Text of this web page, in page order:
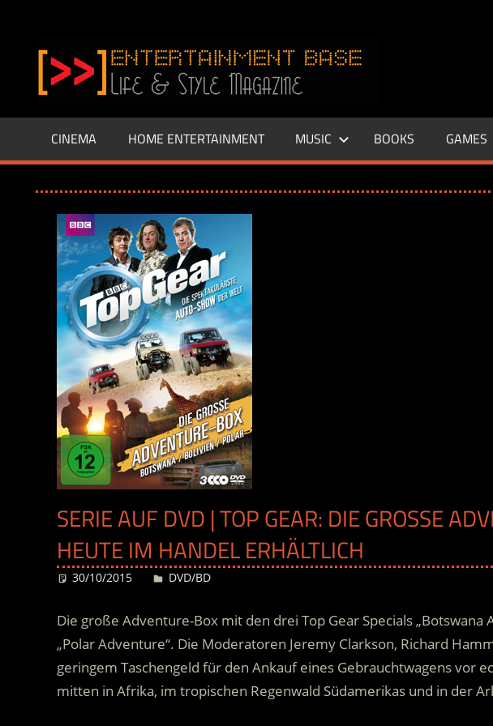
springen
–
LIFE
Base.de
CINEMA HOME ENTERTAINMENT MUSIC BOOKS GAMES
SERIE AUF DVD | TOP GEAR: DIE GROSSE
EUTE IM HANDEL ERHÄLTLICH
30/10/2015 Desiree
DVD/BD
Die große Adventure-Box mit den drei Top Gear Specials „Botswana
„Polar Adventure“. Die Moderatoren Jeremy Clarkson, Richard
geringem Taschengeld für den Ankauf eines Gebrauchtwagens vor
mitten in Afrika, im tropischen Regenwald Südamerikas und in der